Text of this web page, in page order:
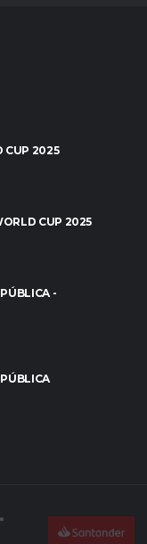
CUP 2025
CUP 2025
-